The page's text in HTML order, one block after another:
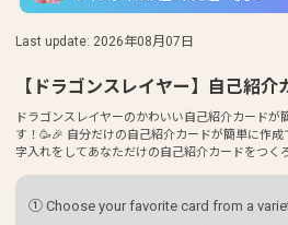
Last update: 2026年08月07日
【ドラゴンスレイヤー】自己紹介
ドラゴンスレイヤーのかわいい自己紹介カードが
す！🥳🎉 自分だけの自己紹介カードが簡単に作
字入れをしてあなただけの自己紹介カードをつく
① Choose your favorite card from a